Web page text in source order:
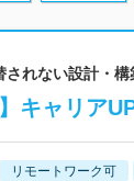
れない設計・構
キャリア
リモートワーク可